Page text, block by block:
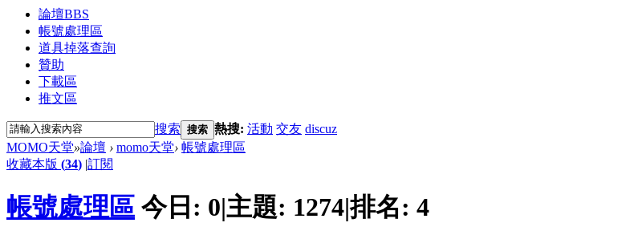
論壇BBS
帳號處理區
道具掉落查詢
贊助
下載區
推文區
搜索 搜索 熱搜: 活動 交友 discuz
MOMO天堂»論壇 › momo天堂› 帳號處理區
收藏本版 (34) |訂閱
帳號處理區 今日: 0|主題: 1274|排名: 4